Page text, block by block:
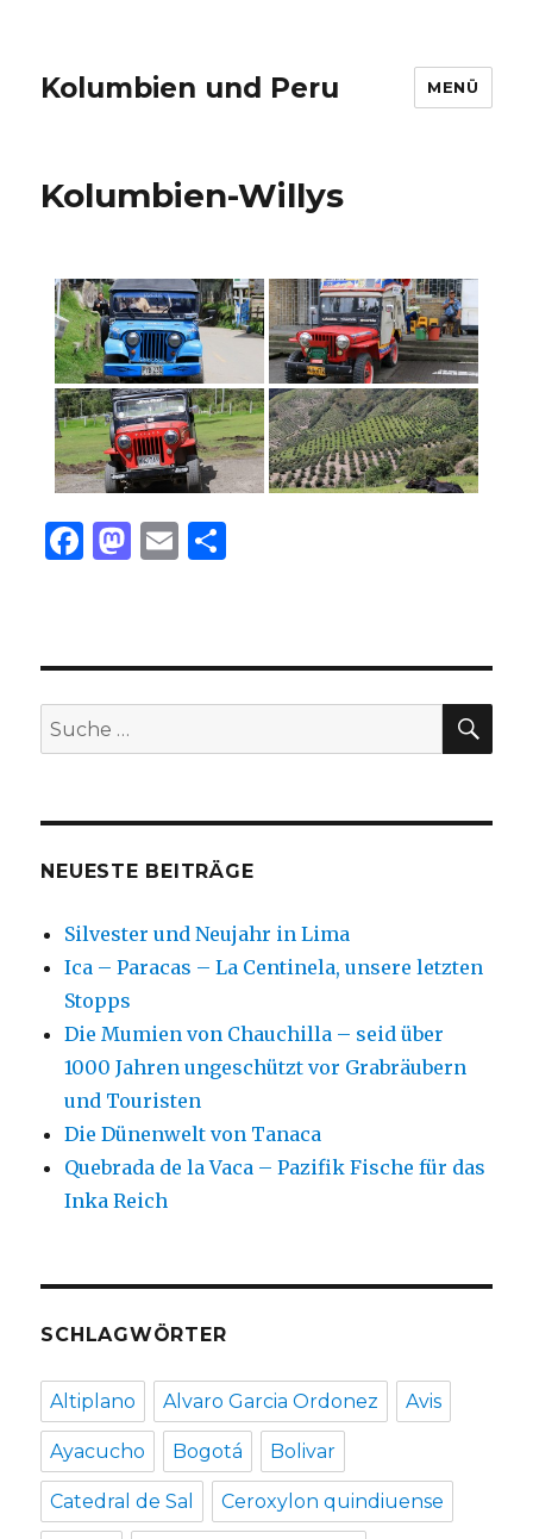
Kolumbien und Peru MENÜ
Kolumbien-Willys
F
e
b
o
o
k
M
d
o
E
l
n
Suche
nach:
NEUESTE BEITRÄGE
Silvester und Neujahr in Lima
Ica – Paracas – La Centinela, unsere letzten
Stopps
Die Mumien von Chauchilla – seid über
1000 Jahren ungeschützt vor Grabräubern
und Touristen
Die Dünenwelt von Tanaca
Quebrada de la Vaca – Pazifik Fische für das
Inka Reich
SCHLAGWÖRTER
Altiplano Alvaro Garcia Ordonez Avis
Ayacucho Bogotá Bolivar
Catedral de Sal Ceroxylon quindiuense